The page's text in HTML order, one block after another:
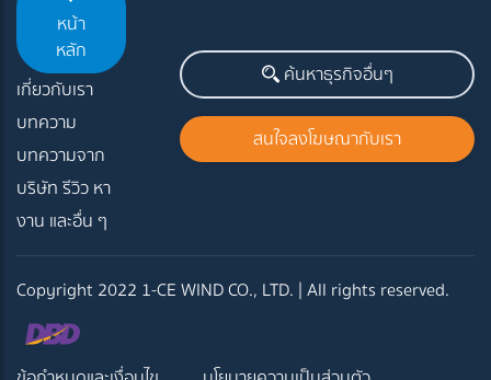
หน้า
หลัก
เกี่ยวกับเรา
บทความ
บทความจาก
บริษัท รีวิว หา
งาน และอื่น ๆ
ค้นหาธุรกิจอื่นๆ
สนใจลงโฆษณากับเรา
Copyright 2022 1-CE WIND CO., LTD. | All rights reserved.